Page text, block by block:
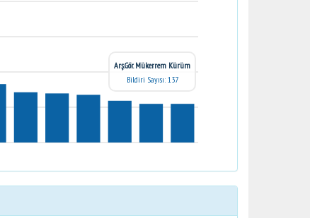
Arş.Gör. Mükerrem Kürüm
Bildiri Sayısı: 137